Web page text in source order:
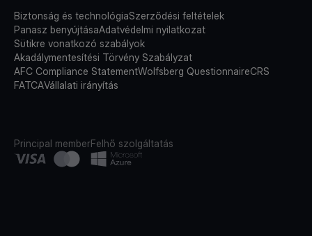
Biztonság és technológiaSzerződési feltételek
Panasz benyújtásaAdatvédelmi nyilatkozat
Sütikre vonatkozó szabályok
Akadálymentesítési Törvény Szabályzat
AFC Compliance StatementWolfsberg QuestionnaireCRS
FATCAVállalati irányítás
Principal memberFelhő szolgáltatás